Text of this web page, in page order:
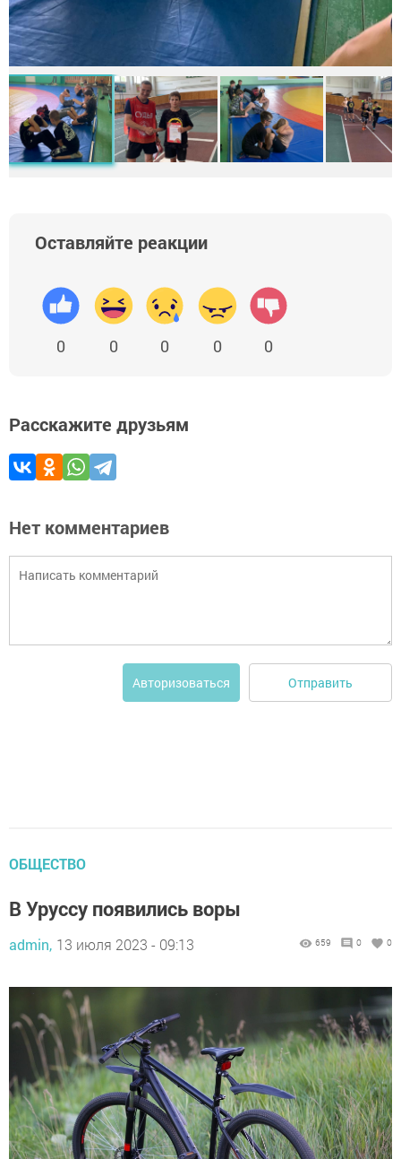
Оставляйте реакции
0 0 0 0 0
Расскажите друзьям
Нет комментариев
Авторизоваться Отправить
ОБЩЕСТВО
В Уруссу появились воры
admin, 13 июля 2023 - 09:13 659 0 0